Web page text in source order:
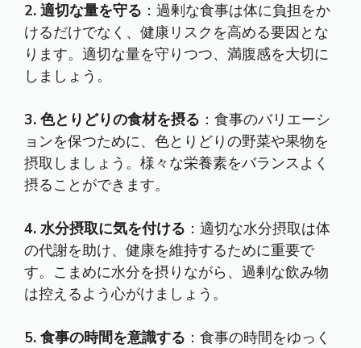
2. 適切な量を守る ：過剰な食事は体に負担をか
けるだけでなく、健康リスクを高める要因とな
ります。適切な量を守りつつ、満腹感を大切に
しましょう。
3. 色とりどりの食材を摂る ：食事のバリエーシ
ョンを保つために、色とりどりの野菜や果物を
摂取しましょう。様々な栄養素をバランスよく
摂ることができます。
4. 水分摂取に気を付ける ：適切な水分摂取は体
の代謝を助け、健康を維持するために重要で
す。こまめに水分を摂りながら、過剰な飲み物
は控えるよう心がけましょう。
5. 食事の時間を意識する ：食事の時間をゆっく